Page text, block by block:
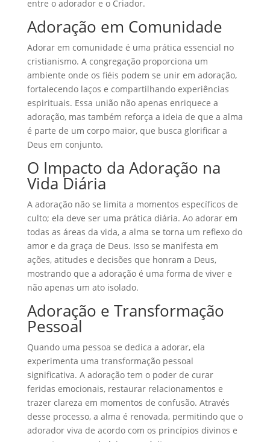
entre o adorador e o Criador.
Adoração em Comunidade
Adorar em comunidade é uma prática essencial no
cristianismo. A congregação proporciona um
ambiente onde os fiéis podem se unir em adoração,
fortalecendo laços e compartilhando experiências
espirituais. Essa união não apenas enriquece a
adoração, mas também reforça a ideia de que a alma
é parte de um corpo maior, que busca glorificar a
Deus em conjunto.
O Impacto da Adoração na
Vida Diária
A adoração não se limita a momentos específicos de
culto; ela deve ser uma prática diária. Ao adorar em
todas as áreas da vida, a alma se torna um reflexo do
amor e da graça de Deus. Isso se manifesta em
ações, atitudes e decisões que honram a Deus,
mostrando que a adoração é uma forma de viver e
não apenas um ato isolado.
Adoração e Transformação
Pessoal
Quando uma pessoa se dedica a adorar, ela
experimenta uma transformação pessoal
significativa. A adoração tem o poder de curar
feridas emocionais, restaurar relacionamentos e
trazer clareza em momentos de confusão. Através
desse processo, a alma é renovada, permitindo que o
adorador viva de acordo com os princípios divinos e